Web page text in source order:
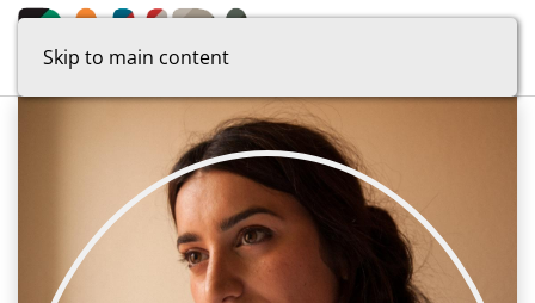
Skip to main content